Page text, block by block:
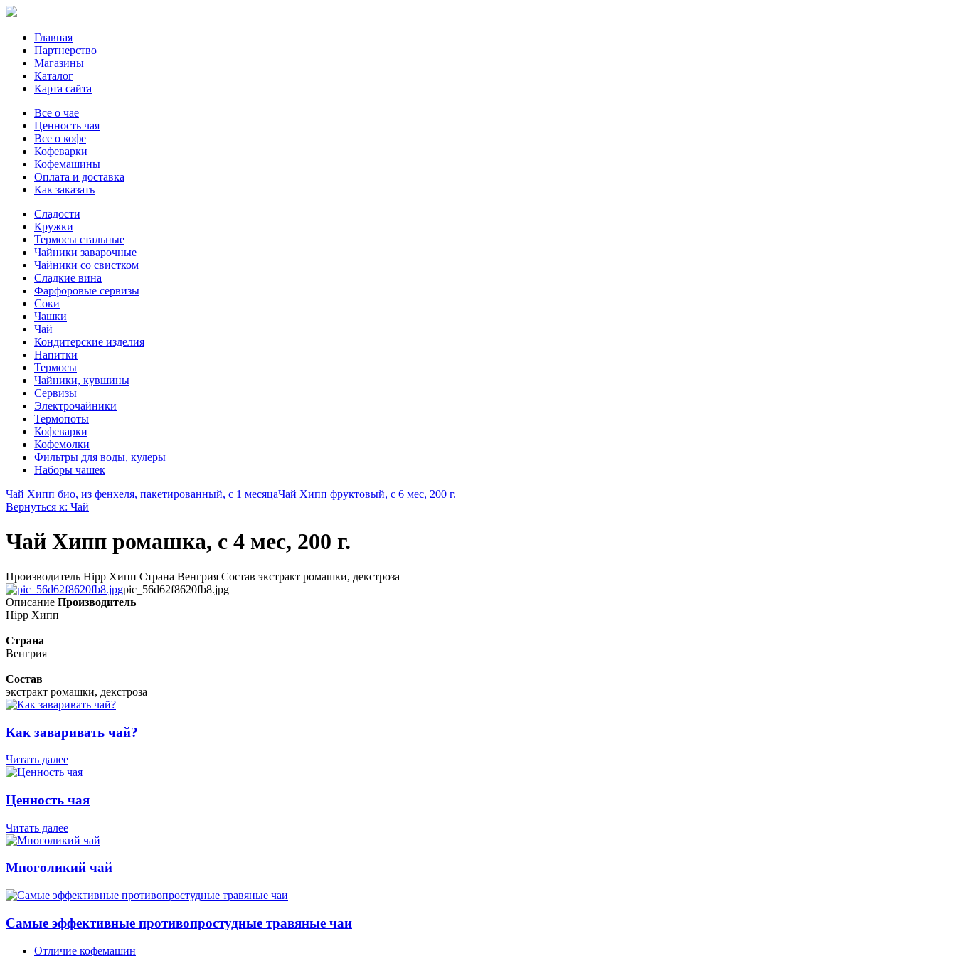
Главная
Партнерство
Магазины
Каталог
Карта сайта
Все о чае
Ценность чая
Все о кофе
Кофеварки
Кофемашины
Оплата и доставка
Как заказать
Сладости
Кружки
Термосы стальные
Чайники заварочные
Чайники со свистком
Сладкие вина
Фарфоровые сервизы
Соки
Чашки
Чай
Кондитерские изделия
Напитки
Термосы
Чайники, кувшины
Сервизы
Электрочайники
Термопоты
Кофеварки
Кофемолки
Фильтры для воды, кулеры
Наборы чашек
Чай Хипп био, из фенхеля, пакетированный, с 1 месяцаЧай Хипп фруктовый, с 6 мес, 200 г.
Вернуться к: Чай
Чай Хипп ромашка, с 4 мес, 200 г.
Производитель Hipp Хипп Страна Венгрия Состав экстракт ромашки, декстроза
pic_56d62f8620fb8.jpg
Описание Производитель
Hipp Хипп
Страна
Венгрия
Состав
экстракт ромашки, декстроза
Как заваривать чай?
Читать далее
Ценность чая
Читать далее
Многоликий чай
Самые эффективные противопростудные травяные чаи
Отличие кофемашин